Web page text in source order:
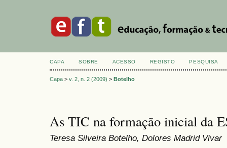
CAPA SOBRE ACESSO REGISTO PESQUISA
Capa > v. 2, n. 2 (2009) > Botelho
As TIC na formação inicial da
Teresa Silveira Botelho, Dolores Madrid Vivar